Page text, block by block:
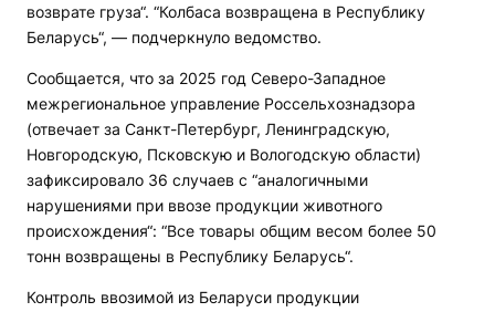
возврате груза“. “Колбаса возвращена в Республику
Беларусь“, — подчеркнуло ведомство.
Сообщается, что за 2025 год Северо-Западное
межрегиональное управление Россельхознадзора
(отвечает за Санкт-Петербург, Ленинградскую,
Новгородскую, Псковскую и Вологодскую области)
зафиксировало 36 случаев с “аналогичными
нарушениями при ввозе продукции животного
происхождения“: “Все товары общим весом более 50
тонн возвращены в Республику Беларусь“.
Контроль ввозимой из Беларуси продукции